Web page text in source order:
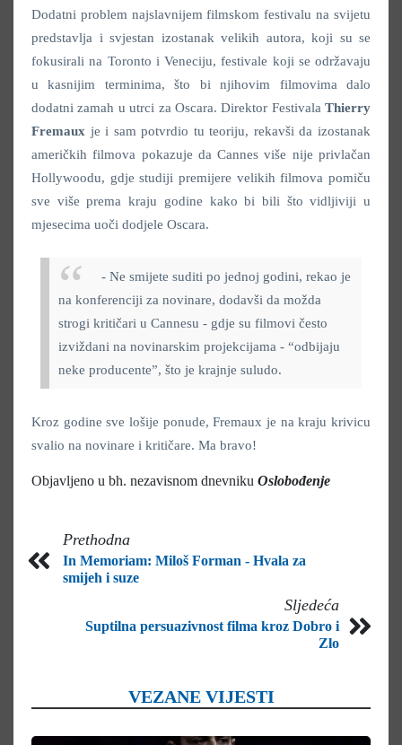
Dodatni problem najslavnijem filmskom festivalu na svijetu
predstavlja i svjestan izostanak velikih autora, koji su se
fokusirali na Toronto i Veneciju, festivale koji se održavaju
u kasnijim terminima, što bi njihovim filmovima dalo
dodatni zamah u utrci za Oscara. Direktor Festivala Thierry
Fremaux je i sam potvrdio tu teoriju, rekavši da izostanak
američkih filmova pokazuje da Cannes više nije privlačan
Hollywoodu, gdje studiji premijere velikih filmova pomiču
sve više prema kraju godine kako bi bili što vidljiviji u
mjesecima uoči dodjele Oscara.
- Ne smijete suditi po jednoj godini, rekao je
na konferenciji za novinare, dodavši da možda
strogi kritičari u Cannesu - gdje su filmovi često
izviždani na novinarskim projekcijama - “odbijaju
neke producente”, što je krajnje suludo.
Kroz godine sve lošije ponude, Fremaux je na kraju krivicu
svalio na novinare i kritičare. Ma bravo!
Objavljeno u bh. nezavisnom dnevniku Oslobođenje
Prethodna
In Memoriam: Miloš Forman - Hvala za
smijeh i suze
Sljedeća
Suptilna persuazivnost filma kroz Dobro i
Zlo
VEZANE VIJESTI